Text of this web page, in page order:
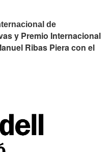
de
y Premio Internacional
Ribas Piera con el